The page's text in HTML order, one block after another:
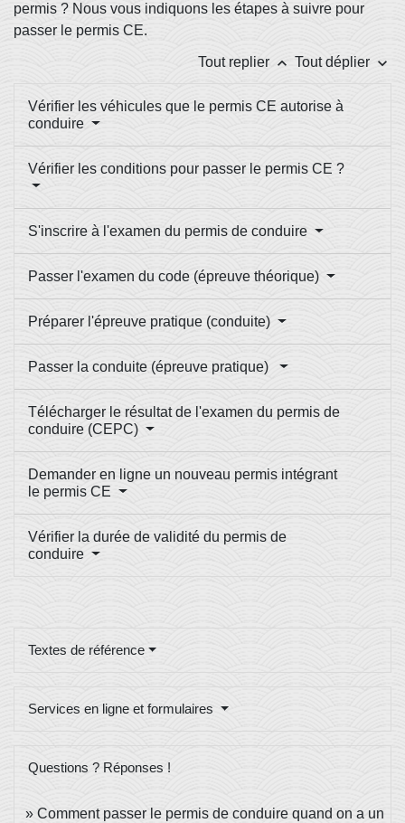
permis ? Nous vous indiquons les étapes à suivre pour
passer le permis CE.
Tout replier keyboard_arrow_up Tout déplier keyboard_arrow_down
Vérifier les véhicules que le permis CE autorise à
conduire
Vérifier les conditions pour passer le permis CE ?
S'inscrire à l'examen du permis de conduire
Passer l'examen du code (épreuve théorique)
Préparer l'épreuve pratique (conduite)
Passer la conduite (épreuve pratique)
Télécharger le résultat de l'examen du permis de
conduire (CEPC)
Demander en ligne un nouveau permis intégrant
le permis CE
Vérifier la durée de validité du permis de
conduire
Textes de référence
Services en ligne et formulaires
Questions ? Réponses !
Comment passer le permis de conduire quand on a un